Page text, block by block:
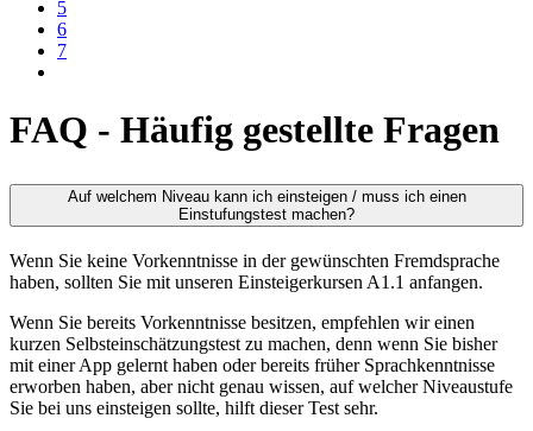
5
6
7
FAQ - Häufig gestellte Fragen
Auf welchem Niveau kann ich einsteigen / muss ich einen
Einstufungstest machen?
Wenn Sie keine Vorkenntnisse in der gewünschten Fremdsprache
haben, sollten Sie mit unseren Einsteigerkursen A1.1 anfangen.
Wenn Sie bereits Vorkenntnisse besitzen, empfehlen wir einen
kurzen Selbsteinschätzungstest zu machen, denn wenn Sie bisher
mit einer App gelernt haben oder bereits früher Sprachkenntnisse
erworben haben, aber nicht genau wissen, auf welcher Niveaustufe
Sie bei uns einsteigen sollte, hilft dieser Test sehr.